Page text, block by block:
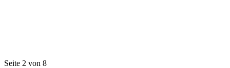
Seite 2 von 8